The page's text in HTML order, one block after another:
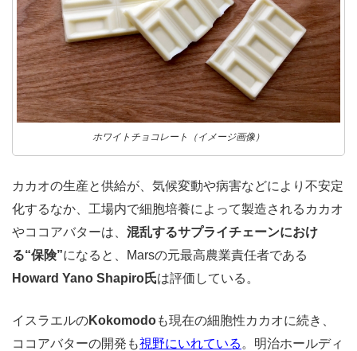
ホワイトチョコレート（イメージ画像）
カカオの生産と供給が、気候変動や病害などにより不安定
化するなか、工場内で細胞培養によって製造されるカカオ
やココアバターは、 混乱するサプライチェーンにおけ
る“保険”になると、Marsの元最高農業責任者である
Howard Yano Shapiro氏は評価している。
イスラエルのKokomodoも現在の細胞性カカオに続き、
ココアバターの開発も視野にいれている 。明治ホールディ